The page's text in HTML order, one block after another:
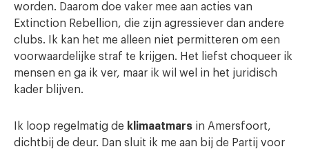
worden. Daarom doe vaker mee aan acties van
Extinction Rebellion, die zijn agressiever dan andere
clubs. Ik kan het me alleen niet permitteren om een
voorwaardelijke straf te krijgen. Het liefst choqueer ik
mensen en ga ik ver, maar ik wil wel in het juridisch
kader blijven.
Ik loop regelmatig de klimaatmars in Amersfoort,
dichtbij de deur. Dan sluit ik me aan bij de Partij voor